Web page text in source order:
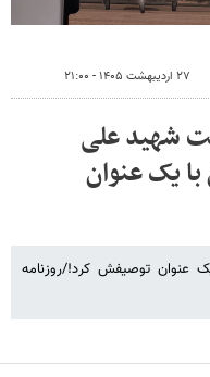
۲۷ اردیبهشت ۱۴۰۵ - ۲۱:۰۰
شهید علی
یک عنوان
عنوان توصیفش کرد!/روزنامه